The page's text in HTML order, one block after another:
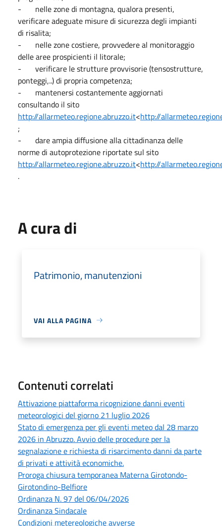
- nelle zone di montagna, qualora presenti,
verificare adeguate misure di sicurezza degli impianti
di risalita;
- nelle zone costiere, provvedere al monitoraggio
delle aree prospicienti il litorale;
- verificare le strutture provvisorie (tensostrutture,
ponteggi,..) di propria competenza;
- mantenersi costantemente aggiornati
consultando il sito
http://allarmeteo.regione.abruzzo.it<http://
;
- dare ampia diffusione alla cittadinanza delle
norme di autoprotezione riportate sul sito
http://allarmeteo.regione.abruzzo.it<http://
.
A cura di
Patrimonio, manutenzioni
VAI ALLA PAGINA
Contenuti correlati
Attivazione piattaforma ricognizione danni eventi
meteorologici del giorno 21 luglio 2026
Stato di emergenza per gli eventi meteo dal 28 marzo
2026 in Abruzzo. Avvio delle procedure per la
segnalazione e richiesta di risarcimento danni da parte
di privati e attività economiche.
Proroga chiusura temporanea Materna Girotondo-
Girotondino-Belfiore
Ordinanza N. 97 del 06/04/2026
Ordinanza Sindacale
Condizioni metereologiche avverse